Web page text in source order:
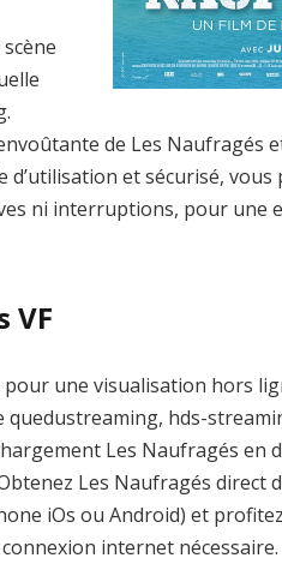
de Les Naufragés
et sécurisé,
ni interruptions, pour une
VF
une visualisation hors
hds-
Les Naufragés en
Les Naufragés direct
iOs ou Android) et
internet nécessaire.